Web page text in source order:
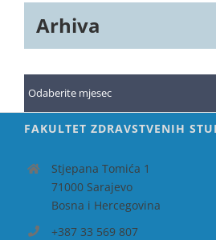
Arhiva
Arhiva
FAKULTET ZDRAVSTVENIH
Stjepana Tomića 1
71000 Sarajevo
Bosna i Hercegovina
+387 33 569 807